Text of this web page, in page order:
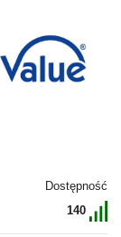
Dostępność
140